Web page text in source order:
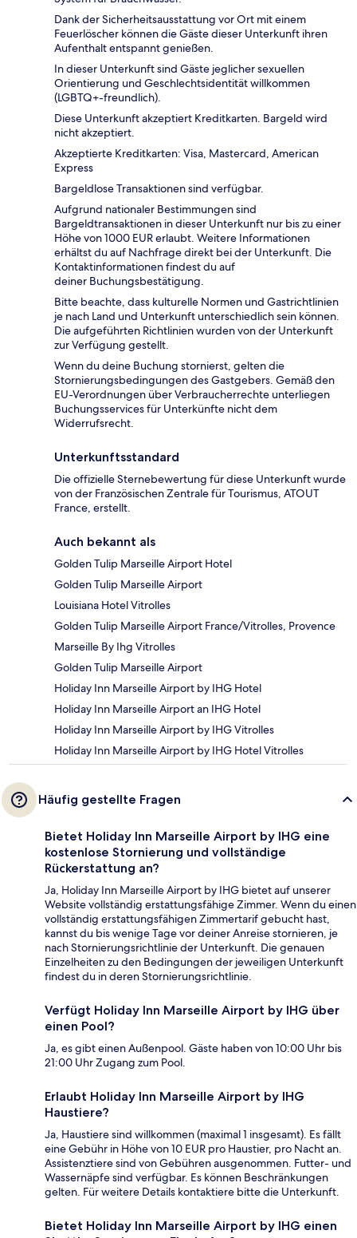
Dank der Sicherheitsausstattung vor Ort mit einem
Feuerlöscher können die Gäste dieser Unterkunft ihren
Aufenthalt entspannt genießen.
In dieser Unterkunft sind Gäste jeglicher sexuellen
Orientierung und Geschlechtsidentität willkommen
(LGBTQ+-freundlich).
Diese Unterkunft akzeptiert Kreditkarten. Bargeld wird
nicht akzeptiert.
Akzeptierte Kreditkarten: Visa, Mastercard, American
Express
Bargeldlose Transaktionen sind verfügbar.
Aufgrund nationaler Bestimmungen sind
Bargeldtransaktionen in dieser Unterkunft nur bis zu einer
Höhe von 1000 EUR erlaubt. Weitere Informationen
erhältst du auf Nachfrage direkt bei der Unterkunft. Die
Kontaktinformationen findest du auf
deiner Buchungsbestätigung.
Bitte beachte, dass kulturelle Normen und Gastrichtlinien
je nach Land und Unterkunft unterschiedlich sein können.
Die aufgeführten Richtlinien wurden von der Unterkunft
zur Verfügung gestellt.
Wenn du deine Buchung stornierst, gelten die
Stornierungsbedingungen des Gastgebers. Gemäß den
EU-Verordnungen über Verbraucherrechte unterliegen
Buchungsservices für Unterkünfte nicht dem
Widerrufsrecht.
Unterkunftsstandard
Die offizielle Sternebewertung für diese Unterkunft wurde
von der Französischen Zentrale für Tourismus, ATOUT
France, erstellt.
Auch bekannt als
Golden Tulip Marseille Airport Hotel
Golden Tulip Marseille Airport
Louisiana Hotel Vitrolles
Golden Tulip Marseille Airport France/Vitrolles, Provence
Marseille By Ihg Vitrolles
Golden Tulip Marseille Airport
Holiday Inn Marseille Airport by IHG Hotel
Holiday Inn Marseille Airport an IHG Hotel
Holiday Inn Marseille Airport by IHG Vitrolles
Holiday Inn Marseille Airport by IHG Hotel Vitrolles
Häufig gestellte Fragen
Bietet Holiday Inn Marseille Airport by IHG eine
kostenlose Stornierung und vollständige
Rückerstattung an?
Ja, Holiday Inn Marseille Airport by IHG bietet auf unserer
Website vollständig erstattungsfähige Zimmer. Wenn du einen
vollständig erstattungsfähigen Zimmertarif gebucht hast,
kannst du bis wenige Tage vor deiner Anreise stornieren, je
nach Stornierungsrichtlinie der Unterkunft. Die genauen
Einzelheiten zu den Bedingungen der jeweiligen Unterkunft
findest du in deren Stornierungsrichtlinie.
Verfügt Holiday Inn Marseille Airport by IHG über
einen Pool?
Ja, es gibt einen Außenpool. Gäste haben von 10:00 Uhr bis
21:00 Uhr Zugang zum Pool.
Erlaubt Holiday Inn Marseille Airport by IHG
Haustiere?
Ja, Haustiere sind willkommen (maximal 1 insgesamt). Es fällt
eine Gebühr in Höhe von 10 EUR pro Haustier, pro Nacht an.
Assistenztiere sind von Gebühren ausgenommen. Futter- und
Wassernäpfe sind verfügbar. Es können Beschränkungen
gelten. Für weitere Details kontaktiere bitte die Unterkunft.
Bietet Holiday Inn Marseille Airport by IHG einen